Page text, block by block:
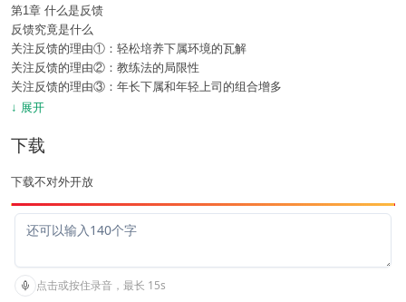
第1章 什么是反馈
反馈究竟是什么
关注反馈的理由①：轻松培养下属环境的瓦解
关注反馈的理由②：教练法的局限性
关注反馈的理由③：年长下属和年轻上司的组合增多
反馈在下属培养理论方面的合理性
第2章 反馈可以这样轻松实现
【事前准备篇】反馈前收集信息
【实践篇】实施反馈第一步：开始后的几分钟决定成败
【实践篇】实施反馈第二步：不偏不倚地传达信息
【实践篇】实施反馈第三步：说明问题所在
【实践篇】实施反馈第五步：明确陈述对未来的期待
【事后跟进篇】不要忘记事后跟进
↓ 展开
下载
下载不对外开放